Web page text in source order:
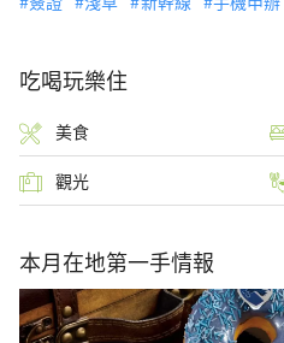
吃喝玩樂住
美食
觀光
本月在地第一手情報